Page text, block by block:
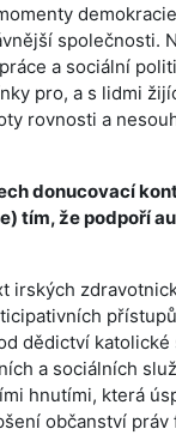
společnosti.
a sociální
pro, a s lidmi
rovnosti a
donucovací
tím, že podpoří
irských
dědictví
a sociálních
hnutími, která
občanství práv